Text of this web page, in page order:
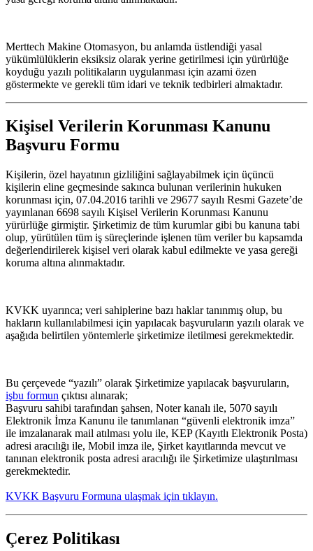
Merttech Makine Otomasyon, bu anlamda üstlendiği yasal
yükümlülüklerin eksiksiz olarak yerine getirilmesi için yürürlüğe
koyduğu yazılı politikaların uygulanması için azami özen
göstermekte ve gerekli tüm idari ve teknik tedbirleri almaktadır.
Kişisel Verilerin Korunması Kanunu
Başvuru Formu
Kişilerin, özel hayatının gizliliğini sağlayabilmek için üçüncü
kişilerin eline geçmesinde sakınca bulunan verilerinin hukuken
korunması için, 07.04.2016 tarihli ve 29677 sayılı Resmi Gazete’de
yayınlanan 6698 sayılı Kişisel Verilerin Korunması Kanunu
yürürlüğe girmiştir. Şirketimiz de tüm kurumlar gibi bu kanuna tabi
olup, yürütülen tüm iş süreçlerinde işlenen tüm veriler bu kapsamda
değerlendirilerek kişisel veri olarak kabul edilmekte ve yasa gereği
koruma altına alınmaktadır.
KVKK uyarınca; veri sahiplerine bazı haklar tanınmış olup, bu
hakların kullanılabilmesi için yapılacak başvuruların yazılı olarak ve
aşağıda belirtilen yöntemlerle şirketimize iletilmesi gerekmektedir.
Bu çerçevede “yazılı” olarak Şirketimize yapılacak başvuruların,
işbu formun çıktısı alınarak;
Başvuru sahibi tarafından şahsen, Noter kanalı ile, 5070 sayılı
Elektronik İmza Kanunu ile tanımlanan “güvenli elektronik imza”
ile imzalanarak mail atılması yolu ile, KEP (Kayıtlı Elektronik Posta)
adresi aracılığı ile, Mobil imza ile, Şirket kayıtlarında mevcut ve
tanınan elektronik posta adresi aracılığı ile Şirketimize ulaştırılması
gerekmektedir.
KVKK Başvuru Formuna ulaşmak için tıklayın.
Çerez Politikası